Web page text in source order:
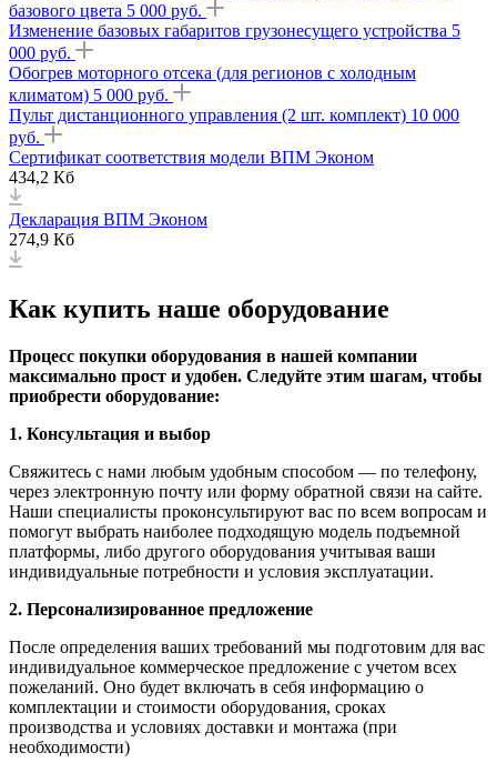
базового цвета 5 000 руб.
Изменение базовых габаритов грузонесущего устройства 5
000 руб.
Обогрев моторного отсека (для регионов с холодным
климатом) 5 000 руб.
Пульт дистанционного управления (2 шт. комплект) 10 000
руб.
Сертификат соответствия модели ВПМ Эконом
434,2 Кб
Декларация ВПМ Эконом
274,9 Кб
Как купить наше оборудование
Процесс покупки оборудования в нашей компании
максимально прост и удобен. Следуйте этим шагам, чтобы
приобрести оборудование:
1. Консультация и выбор
Свяжитесь с нами любым удобным способом — по телефону,
через электронную почту или форму обратной связи на сайте.
Наши специалисты проконсультируют вас по всем вопросам и
помогут выбрать наиболее подходящую модель подъемной
платформы, либо другого оборудования учитывая ваши
индивидуальные потребности и условия эксплуатации.
2. Персонализированное предложение
После определения ваших требований мы подготовим для вас
индивидуальное коммерческое предложение с учетом всех
пожеланий. Оно будет включать в себя информацию о
комплектации и стоимости оборудования, сроках
производства и условиях доставки и монтажа (при
необходимости)